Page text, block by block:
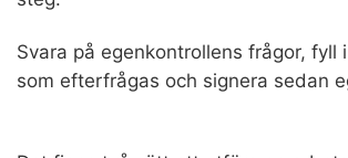
Svara på egenkontrollens frågor, fyll
som efterfrågas och signera sedan